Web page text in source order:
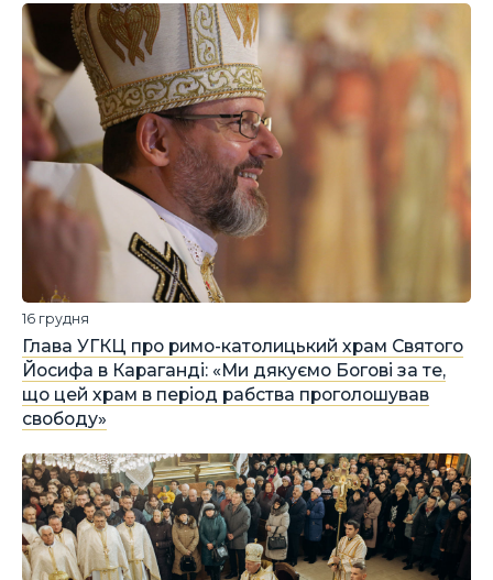
Глава УГКЦ про римо-католицький храм Святого
Йосифа в Караганді: «Ми дякуємо Богові за те,
що цей храм в період рабства проголошував
свободу»
16 грудня